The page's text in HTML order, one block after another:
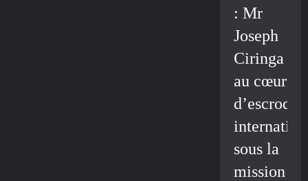
: Mr
Joseph
Ciringa
au cœur
sous la
mission